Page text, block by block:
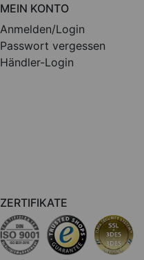
MEIN KONTO
Anmelden/Login
Passwort vergessen
Händler-Login
ZERTIFIKATE